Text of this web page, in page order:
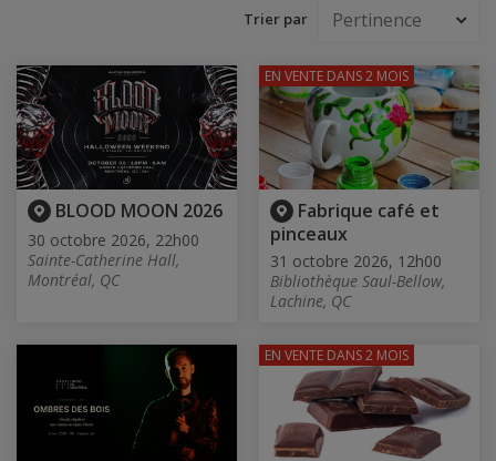
Trier par
BLOOD MOON 2026
30 octobre 2026, 22h00
Sainte-Catherine Hall,
Montréal, QC
Fabrique café et
pinceaux
31 octobre 2026, 12h00
Bibliothèque Saul-Bellow,
Lachine, QC
EN VENTE DANS 2 MOIS
EN VENTE DANS 2 MOIS